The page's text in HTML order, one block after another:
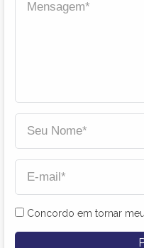
Concordo em tornar